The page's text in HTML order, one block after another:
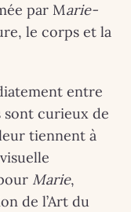
par Marie-
le corps et la
entre
sont curieux de
tiennent à
Marie,
de l’Art du